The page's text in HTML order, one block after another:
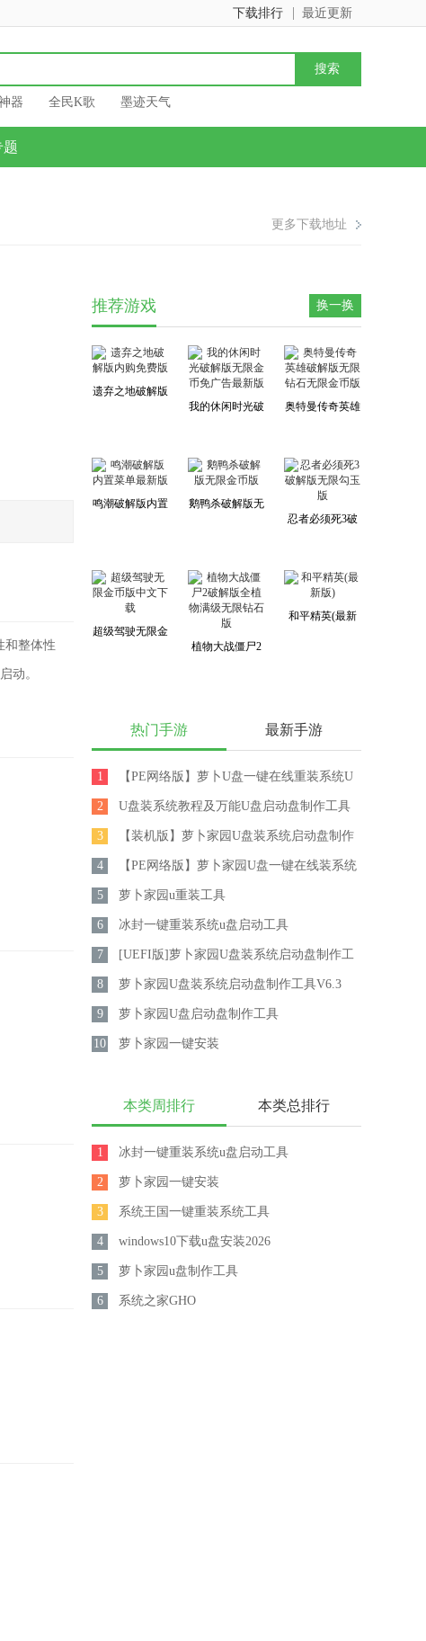
最近更新
下载排行
器 全民K歌 墨迹天气
题
更多下载地址
和整体性
动。
推荐游戏 换一换
遗弃之地破解版
我的休闲时光破
奥特曼传奇英雄
鸣潮破解版内置
鹅鸭杀破解版无
忍者必须死3破
超级驾驶无限金
植物大战僵尸2
和平精英(最新
热门手游 最新手游
1 【PE网络版】萝卜U盘一键在线重装系统U
盘启动盘制作工具V8.0
2 U盘装系统教程及万能U盘启动盘制作工具
V6.3（装机有福）
3 【装机版】萝卜家园U盘装系统启动盘制作
工具V6.3
4 【PE网络版】萝卜家园U盘一键在线装系统
启动盘制作工具V7.0
5 萝卜家园u重装工具
6 冰封一键重装系统u盘启动工具
7 [UEFI版]萝卜家园U盘装系统启动盘制作工
具V6.3
8 萝卜家园U盘装系统启动盘制作工具V6.3
9 萝卜家园U盘启动盘制作工具
V2013（UD+ISO超级版）
10 萝卜家园一键安装
本类周排行 本类总排行
1 冰封一键重装系统u盘启动工具
2 萝卜家园一键安装
3 系统王国一键重装系统工具
4 windows10下载u盘安装2026
5 萝卜家园u盘制作工具
6 系统之家GHO